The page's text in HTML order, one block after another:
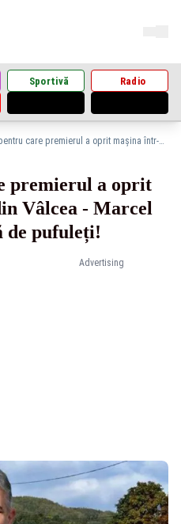
Sportivă Radio
Urgența pentru care premierul a oprit mașina într-un sat din Vâlcea - Marcel Ciolacu a avut poftă de pufuleți!
Advertising
premierul a oprit
Vâlcea - Marcel
de pufuleți!